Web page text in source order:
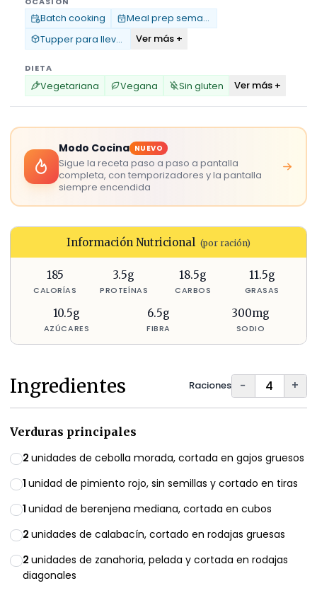
Batch cooking
Meal prep semanal
Tupper para llevar
Ver más +
DIETA
Vegetariana Vegana Sin gluten Ver más +
Modo Cocina NUEVO
Sigue la receta paso a paso a pantalla
completa, con temporizadores y la pantalla
siempre encendida
Información Nutricional (por ración)
185
CALORÍAS
3.5g
PROTEÍNAS
18.5g
CARBOS
11.5g
GRASAS
10.5g
AZÚCARES
6.5g
FIBRA
300mg
SODIO
Ingredientes Raciones − +
Verduras principales
2 unidades de cebolla morada, cortada en gajos gruesos
1 unidad de pimiento rojo, sin semillas y cortado en tiras
1 unidad de berenjena mediana, cortada en cubos
2 unidades de calabacín, cortado en rodajas gruesas
2 unidades de zanahoria, pelada y cortada en rodajas
diagonales